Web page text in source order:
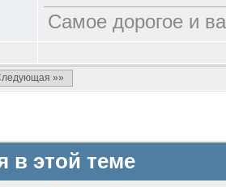
Самое дорогое и
»»
в этой теме